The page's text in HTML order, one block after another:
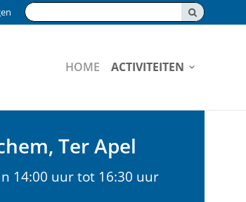
Zoeken:
HOME ACTIVITEITEN
Ter Apel
14:00 uur tot 16:30 uur